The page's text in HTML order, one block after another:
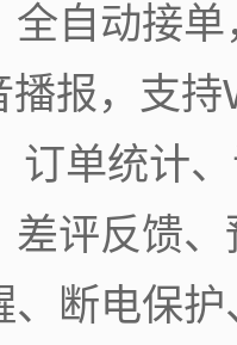
全自动接单
播报，支持
订单统计
差评反馈、
、断电保护